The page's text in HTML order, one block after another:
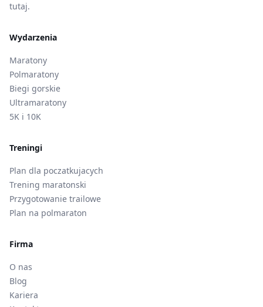
tutaj.
Wydarzenia
Maratony
Polmaratony
Biegi gorskie
Ultramaratony
5K i 10K
Treningi
Plan dla poczatkujacych
Trening maratonski
Przygotowanie trailowe
Plan na polmaraton
Firma
O nas
Blog
Kariera